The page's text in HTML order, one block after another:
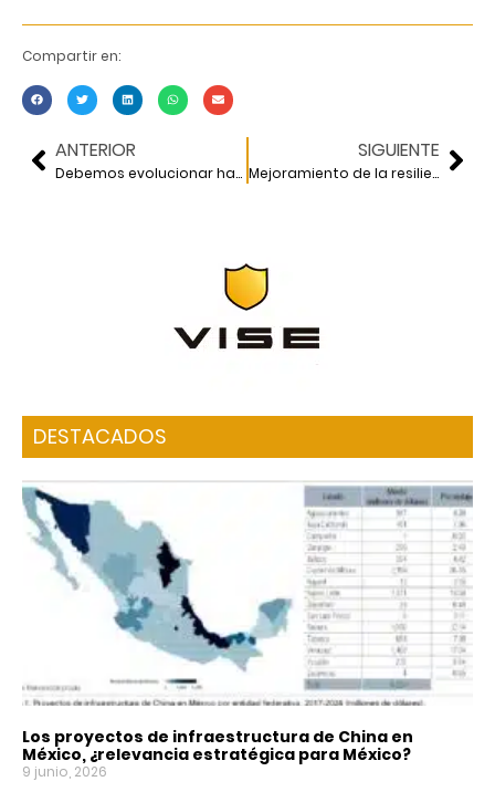
Compartir en:
ANTERIOR
Debemos evolucionar hacia una planeación regional
SIGUIENTE
Mejoramiento de la resiliencia sísmica de puentes en zonas urbanas
DESTACADOS
Los proyectos de infraestructura de China en
México, ¿relevancia estratégica para México?
9 junio, 2026